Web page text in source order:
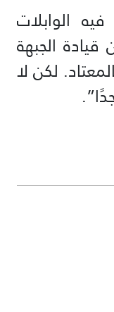
الوابلات
الجبهة
لكن لا